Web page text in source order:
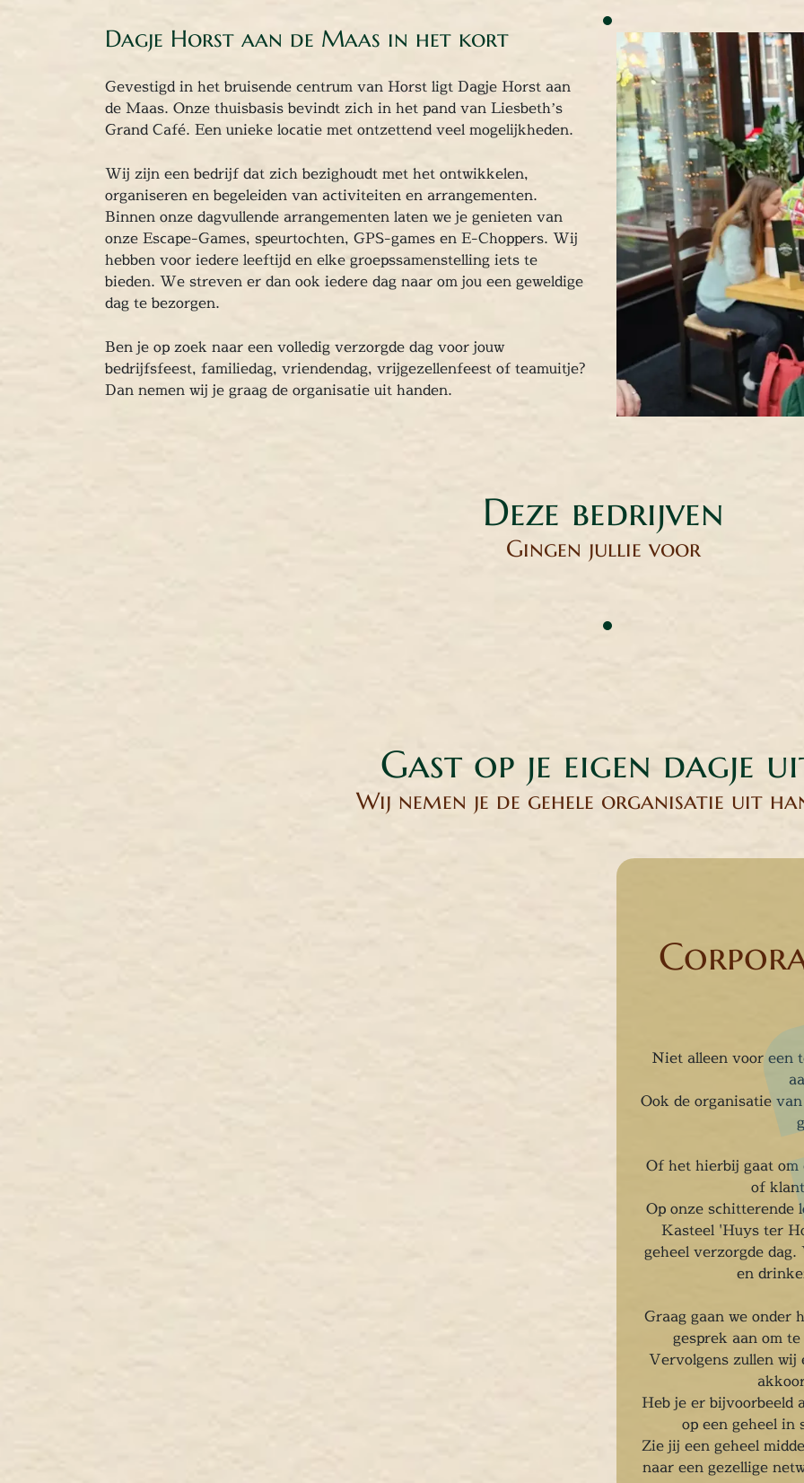
Dagje Horst aan de Maas in het kort
Gevestigd in het bruisende centrum van Horst ligt Dagje Horst aan
de Maas. Onze thuisbasis bevindt zich in het pand van Liesbeth’s
Grand Café. Een unieke locatie met ontzettend veel mogelijkheden.
Wij zijn een bedrijf dat zich bezighoudt met het ontwikkelen,
organiseren en begeleiden van activiteiten en arrangementen.
Binnen onze dagvullende arrangementen laten we je genieten van
onze Escape-Games, speurtochten, GPS-games en E-Choppers. Wij
hebben voor iedere leeftijd en elke groepssamenstelling iets te
bieden. We streven er dan ook iedere dag naar om jou een geweldige
dag te bezorgen.
Ben je op zoek naar een volledig verzorgde dag voor jouw
bedrijfsfeest, familiedag, vriendendag, vrijgezellenfeest of teamuitje?
Dan nemen wij je graag de organisatie uit handen.
Deze bedrijven
Gingen jullie voor
Gast op je eigen dagje
Wij nemen je de gehele organisatie uit
Niet alleen voor een
Ook de organisatie
Of het hierbij gaat
of
Op onze schitterende
Kasteel 'Huys ter
geheel verzorgde
en
Graag gaan we onder
gesprek aan om
Vervolgens zullen wij
Heb je er bijvoorbeeld
op een geheel in
Zie jij een geheel
naar een gezellige